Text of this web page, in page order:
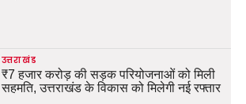
उत्तराखंड
₹7 हजार करोड़ की सड़क परियोजनाओं को मिली
सहमति, उत्तराखंड के विकास को मिलेगी नई रफ्तार